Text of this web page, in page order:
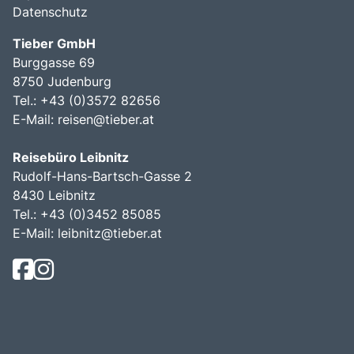
Datenschutz
Tieber GmbH
Burggasse 69
8750 Judenburg
Tel.: +43 (0)3572 82656
E-Mail: reisen@tieber.at
Reisebüro Leibnitz
Rudolf-Hans-Bartsch-Gasse 2
8430 Leibnitz
Tel.: +43 (0)3452 85085
E-Mail: leibnitz@tieber.at